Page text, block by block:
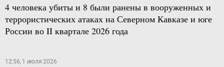
4 человека убиты и 8 были ранены в вооруженных и
террористических атаках на Северном Кавказе и юге
России во II квартале 2026 года
12:56, 1 июля 2026